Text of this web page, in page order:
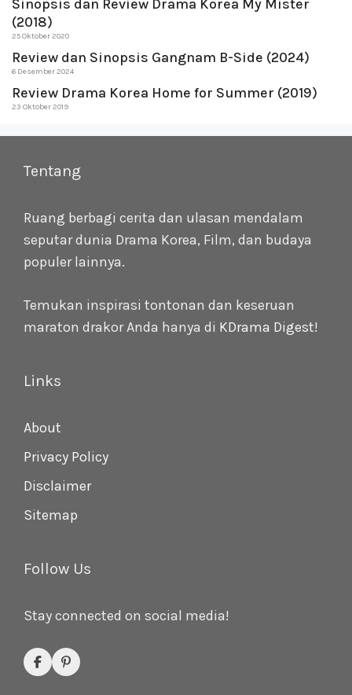
Sinopsis dan Review Drama Korea My Mister
(2018)
25 Oktober 2020
Review dan Sinopsis Gangnam B-Side (2024)
6 Desember 2024
Review Drama Korea Home for Summer (2019)
23 Oktober 2019
Tentang
Ruang berbagi cerita dan ulasan mendalam
seputar dunia Drama Korea, Film, dan budaya
populer lainnya.
Temukan inspirasi tontonan dan keseruan
maraton drakor Anda hanya di KDrama Digest!
Links
About
Privacy Policy
Disclaimer
Sitemap
Follow Us
Stay connected on social media!